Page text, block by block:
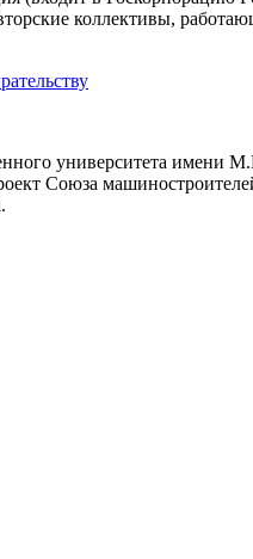
коллективы,
университета
Союза